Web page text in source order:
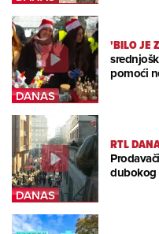
'BILO JE
pomoći
RTL